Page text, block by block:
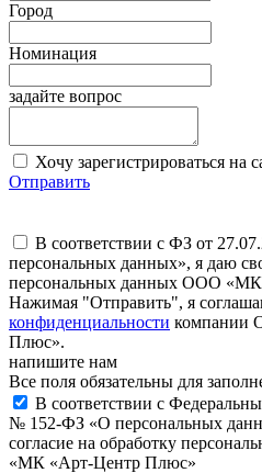
Город
Номинация
задайте вопрос
Хочу зарегистрироваться на
Отправить
В соответствии с ФЗ от
персональных данных», я даю
персональных данных ООО
Нажимая "Отправить", я
конфиденциальности компании
Плюс».
напишите нам
Все поля обязательны для
В соответствии с
№ 152-ФЗ «О персональных
согласие на обработку
«МК «Арт-Центр Плюс»